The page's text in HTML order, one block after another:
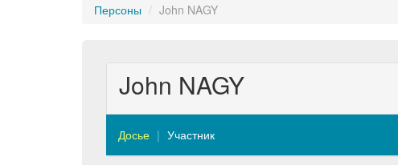
Персоны John NAGY
John NAGY
Досье Участник